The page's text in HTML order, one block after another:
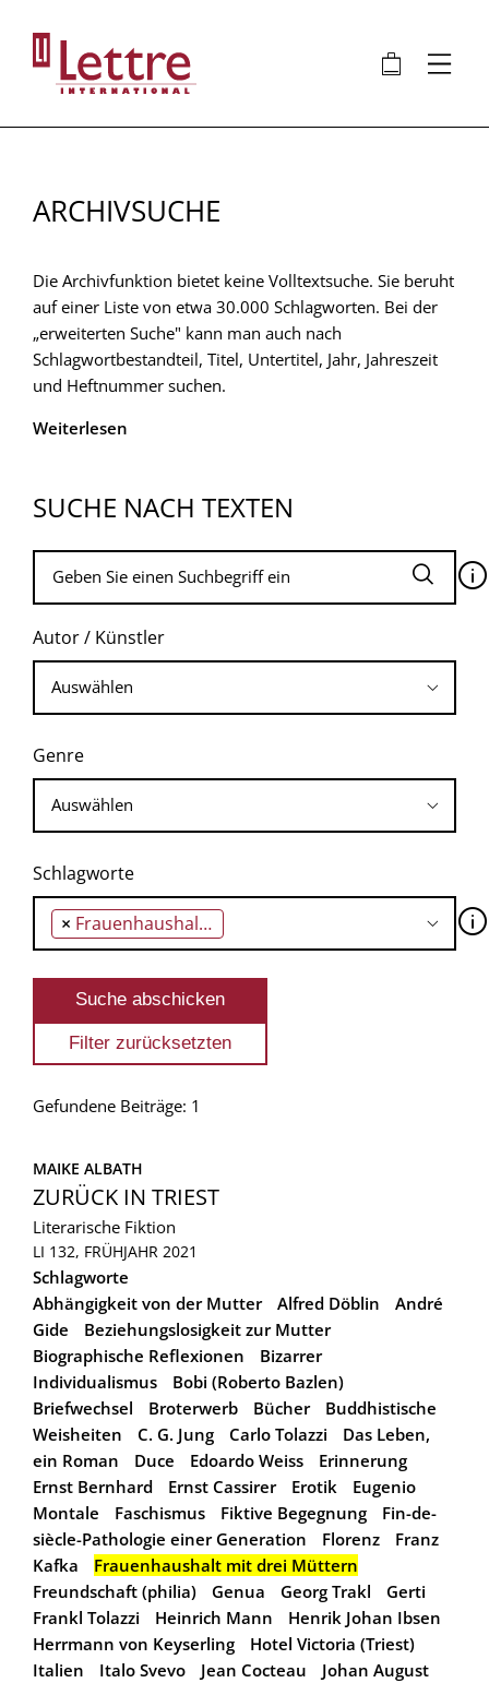
Inhalt
🛍 ⋮
ARCHIVSUCHE
Die Archivfunktion bietet keine Volltextsuche. Sie beruht
auf einer Liste von etwa 30.000 Schlagworten. Bei der
„erweiterten Suche" kann man auch nach
Schlagwortbestandteil, Titel, Untertitel, Jahr, Jahreszeit
und Heftnummer suchen.
Weiterlesen
SUCHE NACH TEXTEN
🛈
Autor / Künstler
Genre
Schlagworte
× Frauenhaushalt mit drei Müttern 🛈
Gefundene Beiträge: 1
MAIKE ALBATH
ZURÜCK IN TRIEST
Literarische Fiktion
LI 132, FRÜHJAHR 2021
Schlagworte
Abhängigkeit von der Mutter
Alfred Döblin
André
Gide
Beziehungslosigkeit zur Mutter
Biographische Reflexionen
Bizarrer
Individualismus
Bobi (Roberto Bazlen)
Briefwechsel
Broterwerb Bücher
Buddhistische
Weisheiten
C. G. Jung Carlo Tolazzi
Das Leben,
ein Roman
Duce Edoardo Weiss
Erinnerung
Ernst Bernhard
Ernst Cassirer Erotik
Eugenio
Montale
Faschismus Fiktive Begegnung
Fin-de-
siècle-Pathologie einer Generation
Florenz
Franz
Kafka
Frauenhaushalt mit drei Müttern
Freundschaft (philia)
Genua Georg Trakl
Gerti
Frankl Tolazzi
Heinrich Mann
Henrik Johan Ibsen
Herrmann von Keyserling
Hotel Victoria (Triest)
Italien
Italo Svevo Jean Cocteau
Johan August